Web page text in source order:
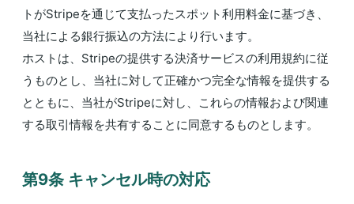
トがStripeを通じて支払ったスポット利用料金に基づき、
当社による銀行振込の方法により行います。
ホストは、Stripeの提供する決済サービスの利用規約に従
うものとし、当社に対して正確かつ完全な情報を提供する
とともに、当社がStripeに対し、これらの情報および関連
する取引情報を共有することに同意するものとします。
第9条 キャンセル時の対応